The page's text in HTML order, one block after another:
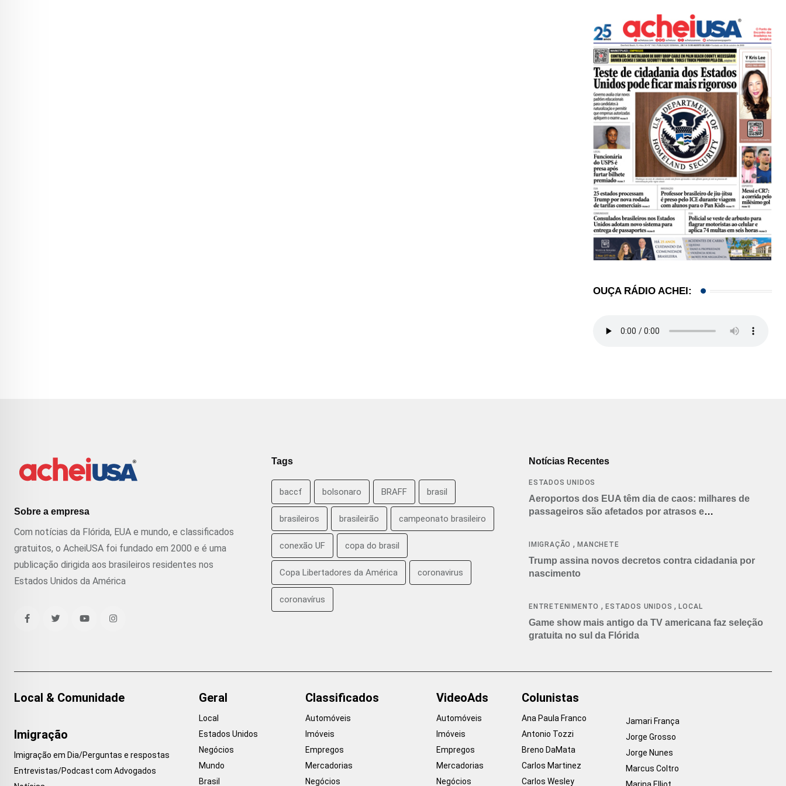
OUÇA RÁDIO ACHEI:
Sobre a empresa
Com notícias da Flórida, EUA e mundo, e classificados
gratuitos, o AcheiUSA foi fundado em 2000 e é uma
publicação dirigida aos brasileiros residentes nos
Estados Unidos da América
Tags
baccf bolsonaro BRAFF brasil
brasileiros brasileirão campeonato brasileiro
conexão UF copa do brasil
Copa Libertadores da América coronavirus
coronavírus
Notícias Recentes
ESTADOS UNIDOS
Aeroportos dos EUA têm dia de caos: milhares de
passageiros são afetados por atrasos e
IMIGRAÇÃO ,MANCHETE
Trump assina novos decretos contra cidadania por
nascimento
ENTRETENIMENTO ,ESTADOS UNIDOS ,LOCAL
Game show mais antigo da TV americana faz seleção
gratuita no sul da Flórida
Local & Comunidade
Imigração
Imigração em Dia/Perguntas e respostas
Entrevistas/Podcast com Advogados
Geral
Local
Estados Unidos
Negócios
Mundo
Brasil
Classificados
Automóveis
Imóveis
Empregos
Mercadorias
Negócios
VideoAds
Automóveis
Imóveis
Empregos
Mercadorias
Negócios
Colunistas
Ana Paula Franco
Antonio Tozzi
Breno DaMata
Carlos Martinez
Carlos Wesley
Jamari França
Jorge Grosso
Jorge Nunes
Marcus Coltro